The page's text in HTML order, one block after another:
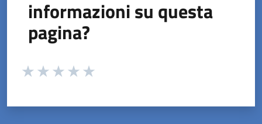
informazioni su questa
pagina?
Valuta da 1 a 5 stelle la pagina